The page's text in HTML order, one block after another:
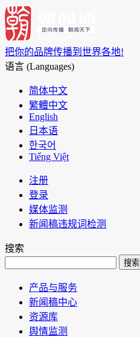
把你的品牌传播到世界各地!
语言 (Languages)
简体中文
繁體中文
English
日本语
한국어
Tiếng Việt
注册
登录
媒体监测
新闻稿违规词检测
搜索
搜索
产品与服务
新闻稿中心
资源库
舆情监测